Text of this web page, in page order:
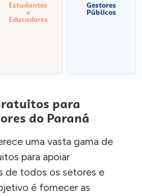
Estudantes
e
Educadores
Gestores
Públicos
para
do Paraná
uma vasta gama de
para apoiar
de todos os setores e
é fornecer as